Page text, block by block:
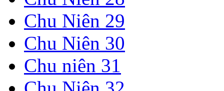
Chu Niên 29
Chu Niên 30
Chu niên 31